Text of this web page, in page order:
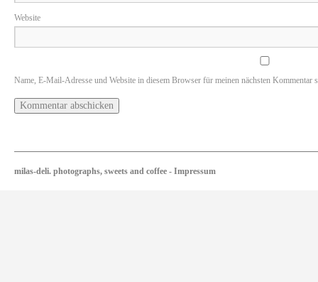
Website
Name, E-Mail-Adresse und Website in diesem Browser für meinen nächsten Kommentar
milas-deli. photographs, sweets and coffee - Impressum